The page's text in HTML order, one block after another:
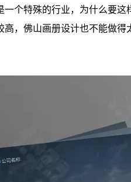
一个特殊的行业，为什么要
，佛山画册设计也不能做得